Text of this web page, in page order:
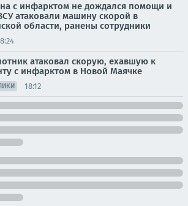
с инфарктом не дождался помощи и
атаковали машину скорой в
области, ранены сотрудники
атаковал скорую, ехавшую к
с инфарктом в Новой Маячке
18:12